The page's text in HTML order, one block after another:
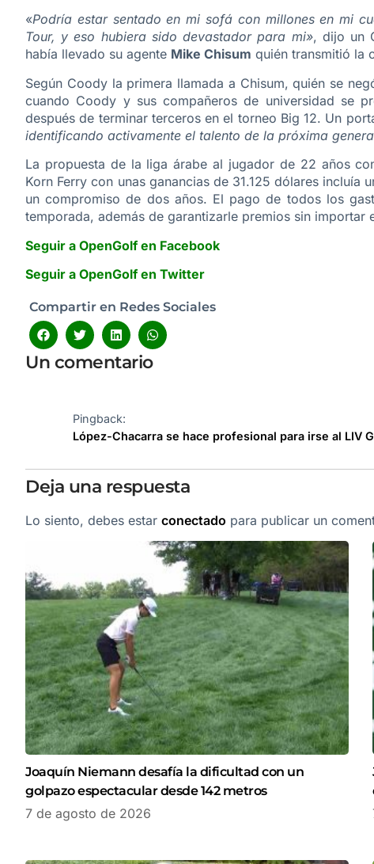
«Podría estar sentado en mi sofá con millones en mi
Tour, y eso hubiera sido devastador para mi», dijo un
había llevado su agente Mike Chisum quién transmitió la
Según Coody la primera llamada a Chisum, quién se
cuando Coody y sus compañeros de universidad se
después de terminar terceros en el torneo Big 12. Un
identificando activamente el talento de la próxima
La propuesta de la liga árabe al jugador de 22 años
Korn Ferry con unas ganancias de 31.125 dólares
un compromiso de dos años. El pago de todos los
temporada, además de garantizarle premios sin importar
Seguir a OpenGolf en Facebook
Seguir a OpenGolf en Twitter
Compartir en Redes Sociales
Un comentario
Pingback:
López-Chacarra se hace profesional para irse al LIV
Deja una respuesta
Lo siento, debes estar conectado para publicar un
Joaquín Niemann desafía la dificultad con un
golpazo espectacular desde 142 metros
7 de agosto de 2026